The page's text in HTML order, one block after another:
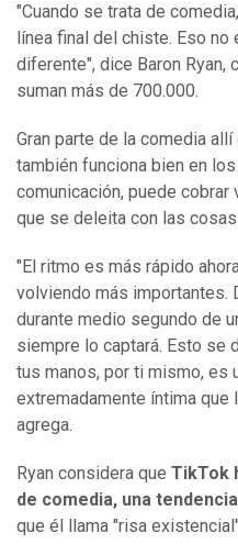
"Cuando se trata de
línea final del chiste. Eso
diferente", dice Baron Ryan,
suman más de 700.000.
Gran parte de la comedia
también funciona bien en
comunicación, puede cobrar
que se deleita con las cosas
"El ritmo es más rápido
volviendo más importantes.
durante medio segundo de
siempre lo captará. Esto se
tus manos, por ti mismo, es
extremadamente íntima que
agrega.
Ryan considera que TikTok
de comedia, una
que él llama "risa